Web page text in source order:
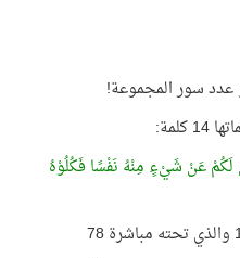
لَكُمْ عَنْ شَيْءٍ مِنْهُ نَفْسًا فَكُلُوْهُ